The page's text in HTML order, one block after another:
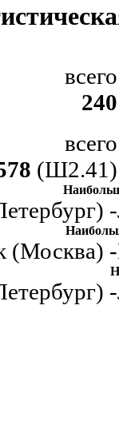
всего
240
всего
(Ш2.41)
-
(Москва) -
-